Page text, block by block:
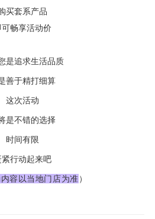
买套系产品
可畅享活动价
是追求生活品质
善于精打细算
这次活动
是不错的选择
时间有限
紧行动起来吧
容以当地门店为准）